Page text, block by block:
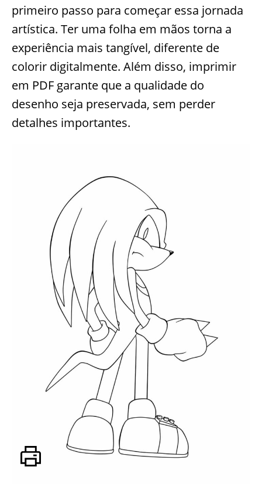
primeiro passo para começar essa jornada
artística. Ter uma folha em mãos torna a
experiência mais tangível, diferente de
colorir digitalmente. Além disso, imprimir
em PDF garante que a qualidade do
desenho seja preservada, sem perder
detalhes importantes.